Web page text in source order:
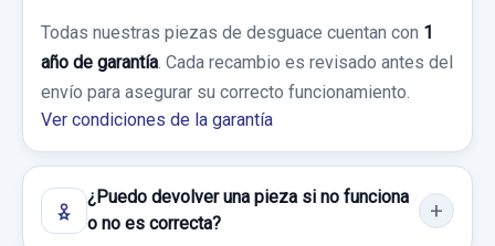
Ref:758342
30,00 €
Consultar por whatsapp
TOYOTA YARIS (KSP9/SCP9/NLP9) BLUE
Garantía 1 año
Ref:763282
50,00 €
Sin IVA, gastos de envío no incluidos.
Todas nuestras piezas de desguace cuentan con 1
año de garantía . Cada recambio es revisado antes del
envío para asegurar su correcto funcionamiento.
Ver condiciones de la garantía
¿Puedo devolver una pieza si no funciona
o no es correcta?